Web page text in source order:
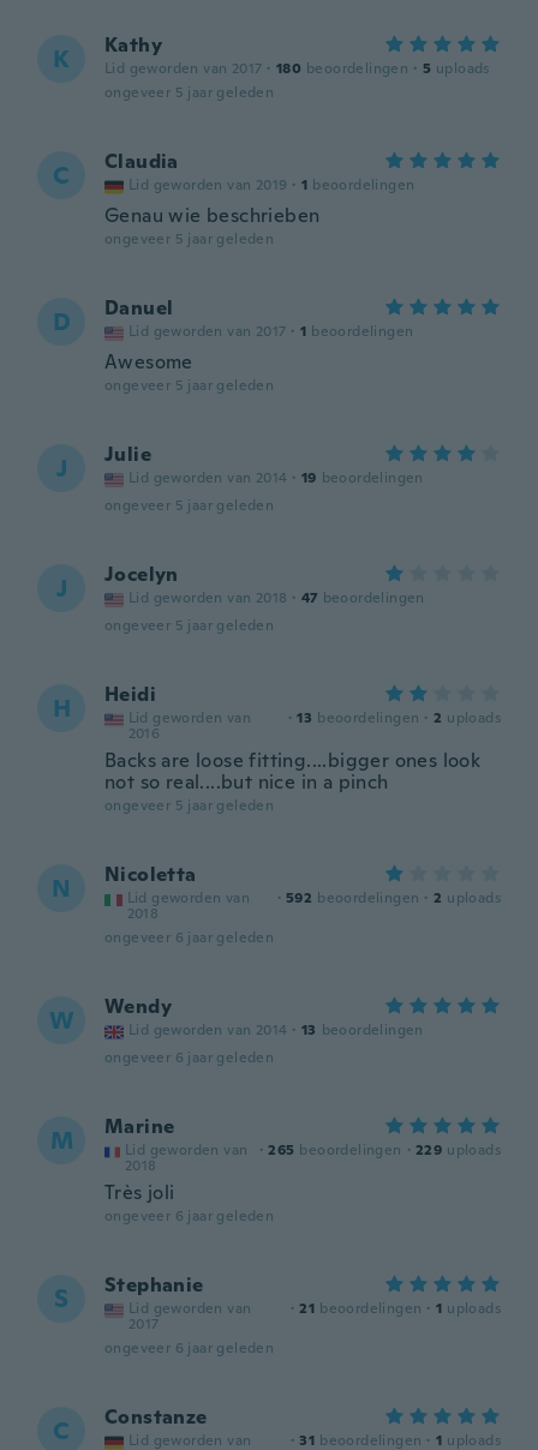
K Kathy
Lid geworden van 2017 · 180 beoordelingen · 5 uploads
ongeveer 5 jaar geleden
C Claudia
Lid geworden van 2019 · 1 beoordelingen
Genau wie beschrieben
ongeveer 5 jaar geleden
D Danuel
Lid geworden van 2017 · 1 beoordelingen
Awesome
ongeveer 5 jaar geleden
J Julie
Lid geworden van 2014 · 19 beoordelingen
ongeveer 5 jaar geleden
J Jocelyn
Lid geworden van 2018 · 47 beoordelingen
ongeveer 5 jaar geleden
H Heidi
Lid geworden van
2016
· 13 beoordelingen · 2 uploads
Backs are loose fitting....bigger ones look
not so real....but nice in a pinch
ongeveer 5 jaar geleden
N Nicoletta
Lid geworden van
2018
· 592 beoordelingen · 2 uploads
ongeveer 6 jaar geleden
W Wendy
Lid geworden van 2014 · 13 beoordelingen
ongeveer 6 jaar geleden
M Marine
Lid geworden van
2018
· 265 beoordelingen · 229 uploads
Très joli
ongeveer 6 jaar geleden
S Stephanie
Lid geworden van
2017
· 21 beoordelingen · 1 uploads
ongeveer 6 jaar geleden
C Constanze
Lid geworden van
· 31 beoordelingen · 1 uploads